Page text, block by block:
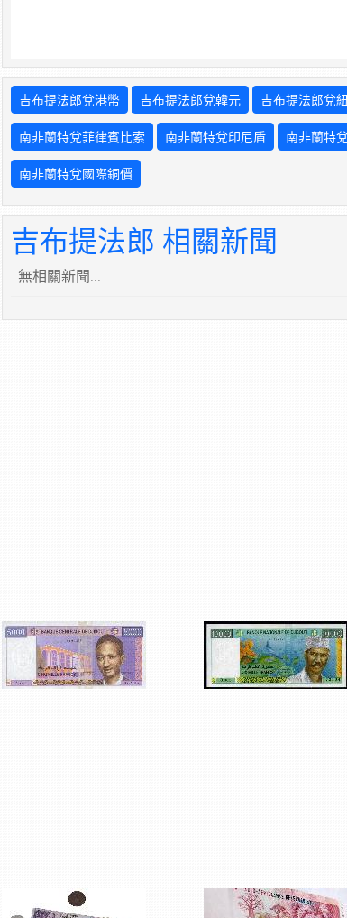
吉布提法郎兌港幣 吉布提法郎兌韓元 吉布提法郎兌
南非蘭特兌菲律賓比索 南非蘭特兌印尼盾 南非蘭特
南非蘭特兌國際銅價
吉布提法郎 相關新聞
無相關新聞...